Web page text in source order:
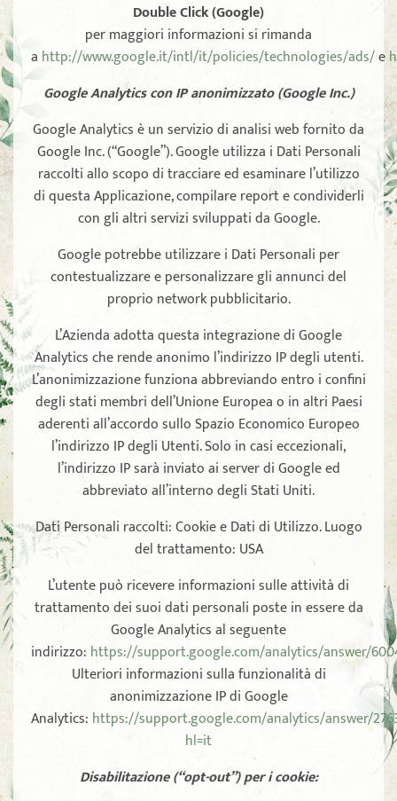
Double Click (Google)
per maggiori informazioni si rimanda
a http://www.google.it/intl/it/policies/technologies/ads/e
Google Analytics con IP anonimizzato (Google Inc.)
Google Analytics è un servizio di analisi web fornito da
Google Inc. (“Google”). Google utilizza i Dati Personali
raccolti allo scopo di tracciare ed esaminare l’utilizzo
di questa Applicazione, compilare report e condividerli
con gli altri servizi sviluppati da Google.
Google potrebbe utilizzare i Dati Personali per
contestualizzare e personalizzare gli annunci del
proprio network pubblicitario.
L’Azienda adotta questa integrazione di Google
Analytics che rende anonimo l’indirizzo IP degli utenti.
L’anonimizzazione funziona abbreviando entro i confini
degli stati membri dell’Unione Europea o in altri Paesi
aderenti all’accordo sullo Spazio Economico Europeo
l’indirizzo IP degli Utenti. Solo in casi eccezionali,
l’indirizzo IP sarà inviato ai server di Google ed
abbreviato all’interno degli Stati Uniti.
Dati Personali raccolti: Cookie e Dati di Utilizzo. Luogo
del trattamento: USA
L’utente può ricevere informazioni sulle attività di
trattamento dei suoi dati personali poste in essere da
Google Analytics al seguente
indirizzo: https://support.google.com/analytics/answer/
Ulteriori informazioni sulla funzionalità di
anonimizzazione IP di Google
Analytics: https://support.google.com/analytics/answer/
hl=it
Disabilitazione (“opt-out”) per i cookie: